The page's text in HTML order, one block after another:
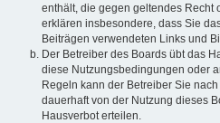
enthält, die gegen geltendes Recht
erklären insbesondere, dass Sie
Beiträgen verwendeten Links und
Der Betreiber des Boards übt das
diese Nutzungsbedingungen oder
Regeln kann der Betreiber Sie
dauerhaft von der Nutzung dieses
Hausverbot erteilen.